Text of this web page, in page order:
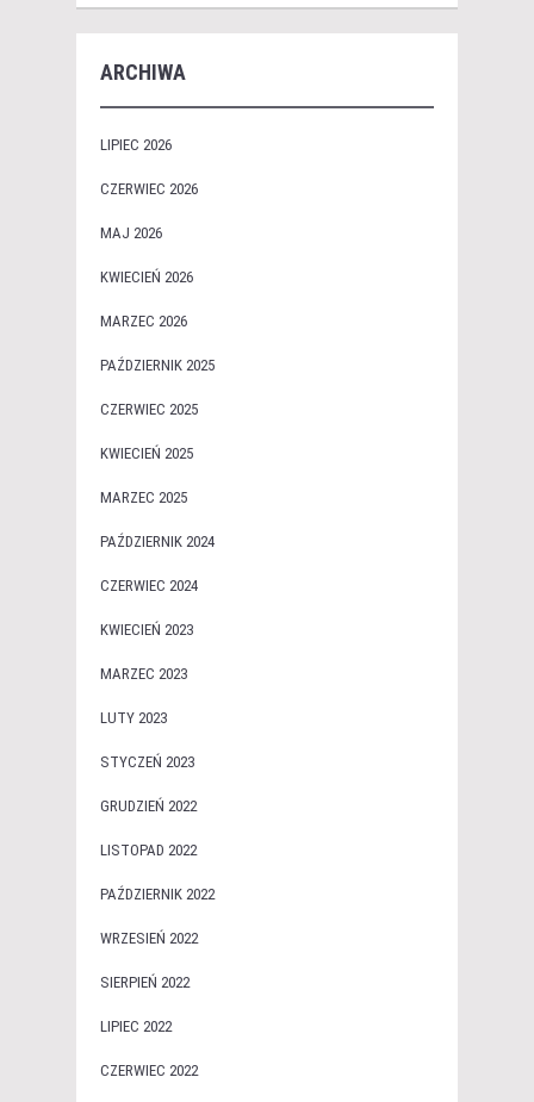
ARCHIWA
LIPIEC 2026
CZERWIEC 2026
MAJ 2026
KWIECIEŃ 2026
MARZEC 2026
PAŹDZIERNIK 2025
CZERWIEC 2025
KWIECIEŃ 2025
MARZEC 2025
PAŹDZIERNIK 2024
CZERWIEC 2024
KWIECIEŃ 2023
MARZEC 2023
LUTY 2023
STYCZEŃ 2023
GRUDZIEŃ 2022
LISTOPAD 2022
PAŹDZIERNIK 2022
WRZESIEŃ 2022
SIERPIEŃ 2022
LIPIEC 2022
CZERWIEC 2022